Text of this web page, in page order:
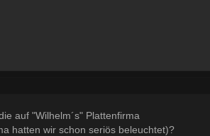
auf "Wilhelm´s" Plattenfirma
hatten wir schon seriös beleuchtet)?